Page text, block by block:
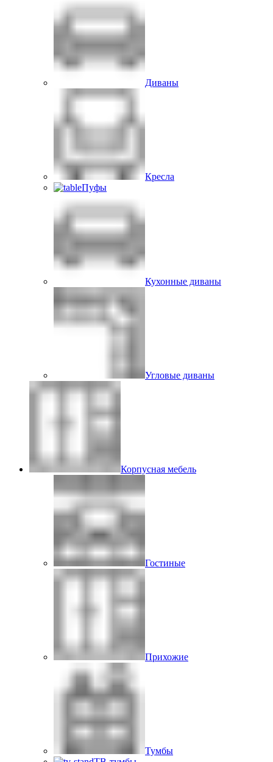
Диваны
Кресла
Пуфы
Кухонные диваны
Угловые диваны
Корпусная мебель
Гостиные
Прихожие
Тумбы